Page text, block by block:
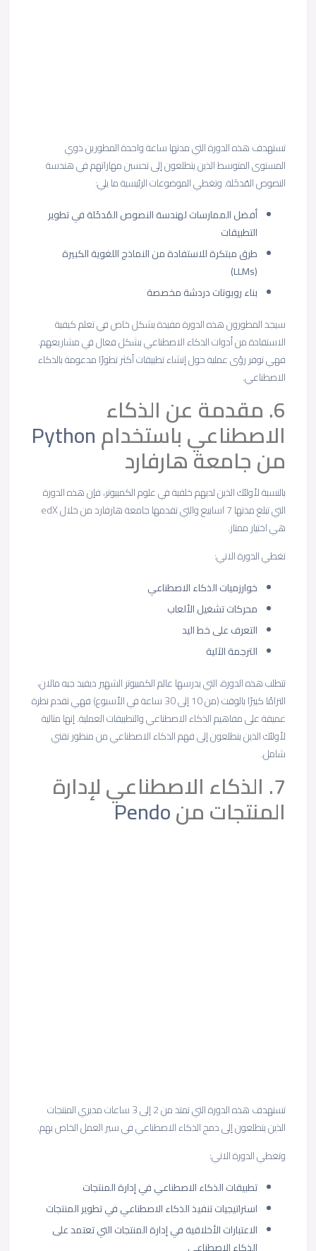
تستهدف هذه الدورة التي مدتها ساعة واحدة المطورين ذوي
المستوى المتوسط الذين يتطلعون إلى تحسين مهاراتهم في هندسة
النصوص المُدخَلة. وتغطي الموضوعات الرئيسية ما يلي:
أفضل الممارسات لهندسة النصوص المُدخَلة في تطوير
التطبيقات
طرق مبتكرة للاستفادة من النماذج اللغوية الكبيرة
(LLMs)
بناء روبوتات دردشة مخصصة
سيجد المطورون هذه الدورة مفيدة بشكل خاص في تعلم كيفية
الاستفادة من أدوات الذكاء الاصطناعي بشكل فعال في مشاريعهم.
فهي توفر رؤى عملية حول إنشاء تطبيقات أكثر تطورًا مدعومة بالذكاء
الاصطناعي.
6. مقدمة عن الذكاء
الاصطناعي باستخدامPython
من جامعة هارفارد
بالنسبة لأولئك الذين لديهم خلفية في علوم الكمبيوتر، فإن هذه الدورة
التي تبلغ مدتها 7 اسابيع والتي تقدمها جامعة هارفارد من خلال edX
هي اختيار ممتاز.
تغطي الدورة الاتي:
خوارزميات الذكاء الاصطناعي
محركات تشغيل الألعاب
التعرف على خط اليد
الترجمة الآلية
تتطلب هذه الدورة، التي يدرسها عالم الكمبيوتر الشهير ديفيد جيه مالان،
التزامًا كبيرًا بالوقت (من 10 إلى 30 ساعة في الأسبوع) فهي تقدم نظرة
عميقة على مفاهيم الذكاء الاصطناعي والتطبيقات العملية. إنها مثالية
لأولئك الذين يتطلعون إلى فهم الذكاء الاصطناعي من منظور تقني
شامل.
7. الذكاء الاصطناعي لإدارة
المنتجات منPendo
تستهدف هذه الدورة التي تمتد من 2 إلى 3 ساعات مديري المنتجات
الذين يتطلعون إلى دمج الذكاء الاصطناعي في سير العمل الخاص بهم.
وتغطي الدورة الاتي:
تطبيقات الذكاء الاصطناعي في إدارة المنتجات
استراتيجيات تنفيذ الذكاء الاصطناعي في تطوير المنتجات
الاعتبارات الأخلاقية في إدارة المنتجات التي تعتمد على